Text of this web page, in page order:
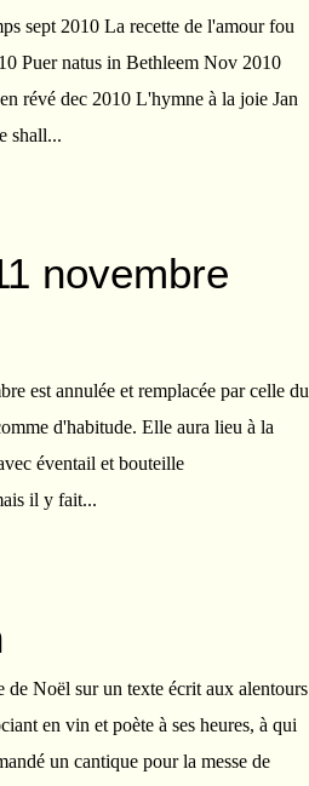
sept 2010 La recette de l'amour fou
Puer natus in Bethleem Nov 2010
révé dec 2010 L'hymne à la joie Jan
shall...
novembre
est annulée et remplacée par celle du
d'habitude. Elle aura lieu à la
éventail et bouteille
il y fait...
Noël sur un texte écrit aux alentours
en vin et poète à ses heures, à qui
un cantique pour la messe de